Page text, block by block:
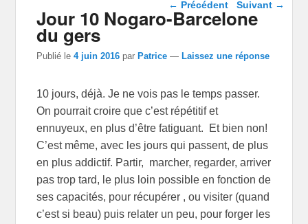
articles
← Précédent Suivant →
Jour 10 Nogaro-Barcelone
du gers
Publié le4 juin 2016 par Patrice — Laissez une réponse
10 jours, déjà. Je ne vois pas le temps passer.
On pourrait croire que c’est répétitif et
ennuyeux, en plus d’être fatiguant. Et bien non!
C’est même, avec les jours qui passent, de plus
en plus addictif. Partir, marcher, regarder, arriver
pas trop tard, le plus loin possible en fonction de
ses capacités, pour récupérer , ou visiter (quand
c’est si beau) puis relater un peu, pour forger les